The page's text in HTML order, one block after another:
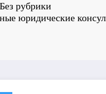
Без рубрики
юридические